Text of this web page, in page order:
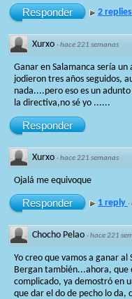
Responder 2 replies
Xurxo ·hace 221 semanas
Ganar en Salamanca sería un
jodieron tres años seguidos,
nada....pero eso es un
la directiva,no sé yo ......
Responder
Xurxo ·hace 221 semanas
Ojalá me equivoque
Responder 1 reply ·
Chocho Pelao ·hace 221
Yo creo que vamos a ganar al
Bergan también...ahora, que
complicado, ya demostró en
que dar el do de pecho lo da,